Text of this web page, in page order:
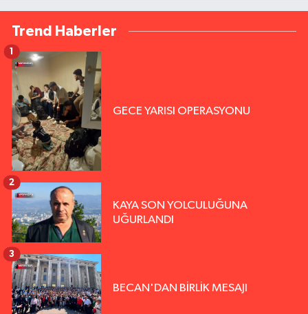
Trend Haberler
GECE YARISI OPERASYONU
1
KAYA SON YOLCULUĞUNA
UĞURLANDI
2
BECAN'DAN BİRLİK MESAJI
3